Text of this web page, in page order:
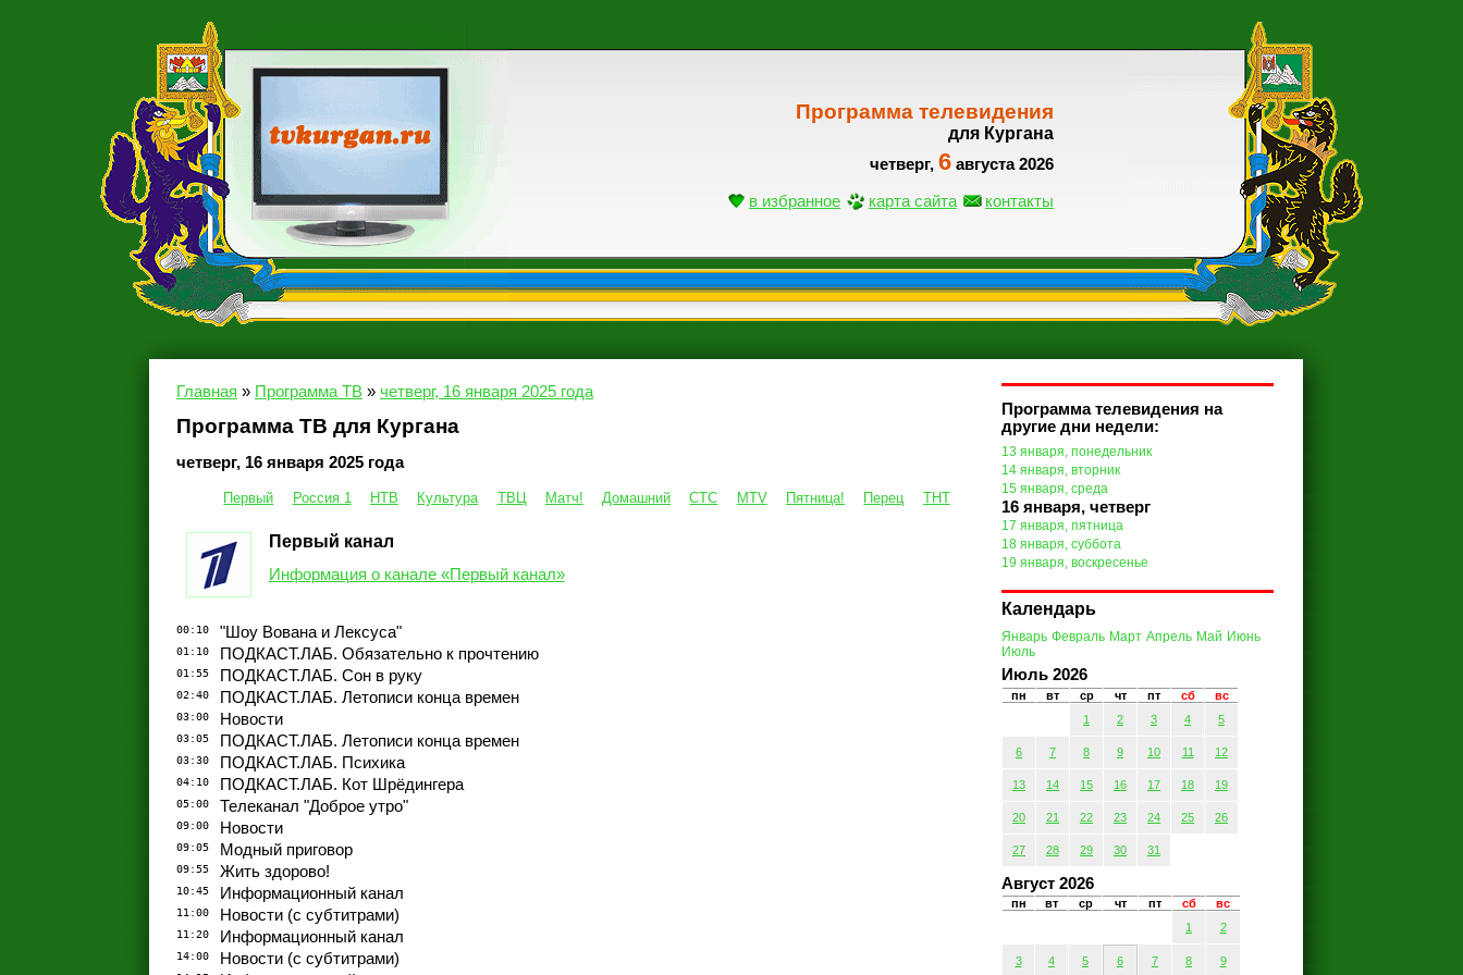
Программа телевидения
для Кургана
четверг, 6 августа 2026
в избранное карта сайта контакты
Главная » Программа ТВ » четверг, 16 января 2025 года
Программа ТВ для Кургана
четверг, 16 января 2025 года
Первый Россия 1 НТВ Культура ТВЦ Матч! Домашний СТС MTV Пятница! Перец ТНТ
Первый канал
Информация о канале «Первый канал»
00:10 "Шоу Вована и Лексуса"
01:10 ПОДКАСТ.ЛАБ. Обязательно к прочтению
01:55 ПОДКАСТ.ЛАБ. Сон в руку
02:40 ПОДКАСТ.ЛАБ. Летописи конца времен
03:00 Новости
03:05 ПОДКАСТ.ЛАБ. Летописи конца времен
03:30 ПОДКАСТ.ЛАБ. Психика
04:10 ПОДКАСТ.ЛАБ. Кот Шрёдингера
05:00 Телеканал "Доброе утро"
09:00 Новости
09:05 Модный приговор
09:55 Жить здорово!
10:45 Информационный канал
11:00 Новости (с субтитрами)
11:20 Информационный канал
14:00 Новости (с субтитрами)
Программа телевидения на
другие дни недели:
13 января, понедельник
14 января, вторник
15 января, среда
16 января, четверг
17 января, пятница
18 января, суббота
19 января, воскресенье
Календарь
Январь Февраль Март Апрель Май Июнь
Июль
Июль 2026
пн вт ср чт пт сб
вс
1
2 3 4 5
6 7 8 9 10 11 12
13 14 15 16 17 18 19
20 21 22 23 24 25 26
27 28 29 30 31
Август 2026
пн вт ср чт пт сб
вс
1
2
3 4 5 6 7 8 9